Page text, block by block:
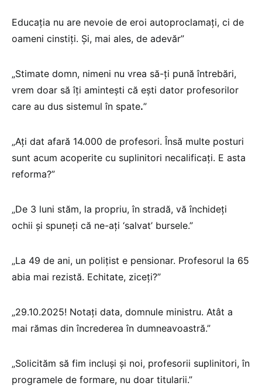
Educația nu are nevoie de eroi autoproclamați, ci de
oameni cinstiți. Și, mai ales, de adevăr”
„Stimate domn, nimeni nu vrea să-ți pună întrebări,
vrem doar să îți amintești că ești dator profesorilor
care au dus sistemul în spate.”
„Ați dat afară 14.000 de profesori. Însă multe posturi
sunt acum acoperite cu suplinitori necalificați. E asta
reforma?”
„De 3 luni stăm, la propriu, în stradă, vă închideți
ochii și spuneți că ne-ați ‘salvat’ bursele.”
„La 49 de ani, un polițist e pensionar. Profesorul la 65
abia mai rezistă. Echitate, ziceți?”
„29.10.2025! Notați data, domnule ministru. Atât a
mai rămas din încrederea în dumneavoastră.”
„Solicităm să fim incluși și noi, profesorii suplinitori, în
programele de formare, nu doar titularii.”